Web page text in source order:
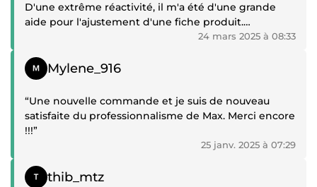
D'une extrême réactivité, il m'a été d'une grande
aide pour l'ajustement d'une fiche produit.
24 mars 2025 à 08:33
Témoignage positif
Mylene_916
“Une nouvelle commande et je suis de nouveau
satisfaite du professionnalisme de Max. Merci encore
!!!”
25 janv. 2025 à 07:29
Témoignage positif
thib_mtz